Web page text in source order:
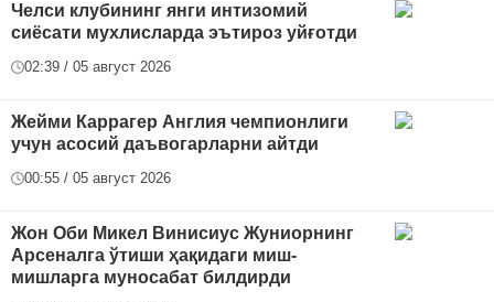
Челси клубининг янги интизомий
сиёсати мухлисларда эътироз уйғотди
02:39 / 05 август 2026
Жейми Каррагер Англия чемпионлиги
учун асосий даъвогарларни айтди
00:55 / 05 август 2026
Жон Оби Микел Винисиус Жуниорнинг
Арсеналга ўтиши ҳақидаги миш-
мишларга муносабат билдирди